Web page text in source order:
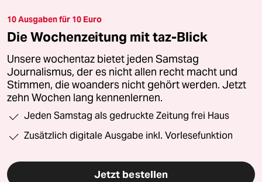
10 Ausgaben für 10 Euro
Die Wochenzeitung mit taz-Blick
Unsere wochentaz bietet jeden Samstag
Journalismus, der es nicht allen recht macht und
Stimmen, die woanders nicht gehört werden. Jetzt
zehn Wochen lang kennenlernen.
Jeden Samstag als gedruckte Zeitung frei Haus
Zusätzlich digitale Ausgabe inkl. Vorlesefunktion
Jetzt bestellen